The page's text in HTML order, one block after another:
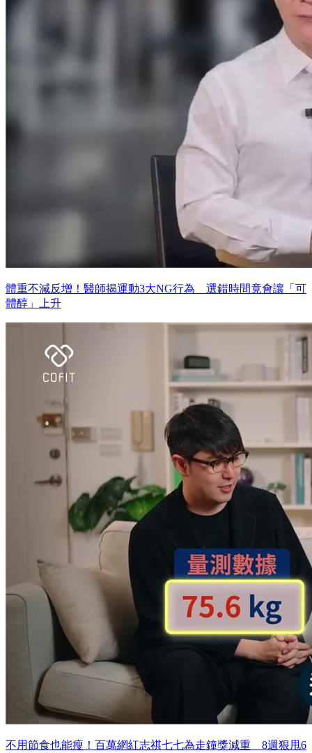
體重不減反增！醫師揭運動3大NG行為 選錯時間竟會讓「可
體醇」上升
不用節食也能瘦！百萬網紅志祺七七為走鐘獎減重 8週狠甩6